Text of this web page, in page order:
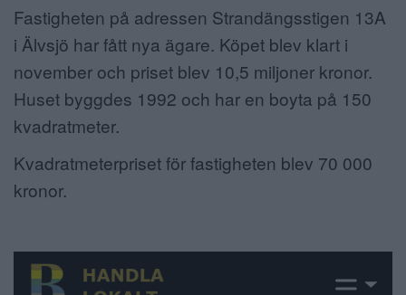
Fastigheten på adressen Strandängsstigen 13A
i Älvsjö har fått nya ägare. Köpet blev klart i
november och priset blev 10,5 miljoner kronor.
Huset byggdes 1992 och har en boyta på 150
kvadratmeter.
Kvadratmeterpriset för fastigheten blev 70 000
kronor.